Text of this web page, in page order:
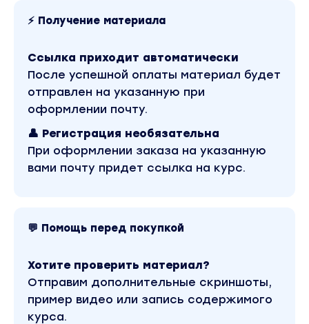
⚡ Получение материала
Ссылка приходит автоматически
После успешной оплаты материал будет
отправлен на указанную при
оформлении почту.
👤 Регистрация необязательна
При оформлении заказа на указанную
вами почту придет ссылка на курс.
💬 Помощь перед покупкой
Хотите проверить материал?
Отправим дополнительные скриншоты,
пример видео или запись содержимого
курса.